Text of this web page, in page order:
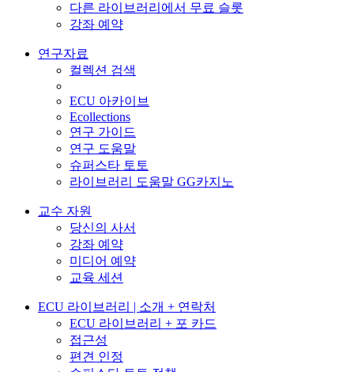
다른 라이브러리에서 무료 슬롯
강좌 예약
연구자료
컬렉션 검색
ECU 아카이브
Ecollections
연구 가이드
연구 도움말
슈퍼스타 토토
라이브러리 도움말 GG카지노
교수 자원
당신의 사서
강좌 예약
미디어 예약
교육 세션
ECU 라이브러리 | 소개 + 연락처
ECU 라이브러리 + 포 카드
접근성
편견 인정